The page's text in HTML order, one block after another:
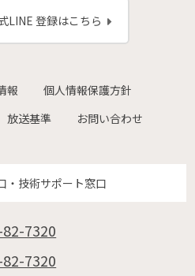
LINE 登録はこちら
報
個人情報保護方針
放送基準 お問い合わせ
・技術サポート窓口
7320
7320